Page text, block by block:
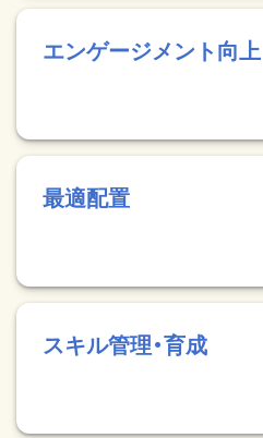
エンゲージメント向上
最適配置
スキル管理・育成